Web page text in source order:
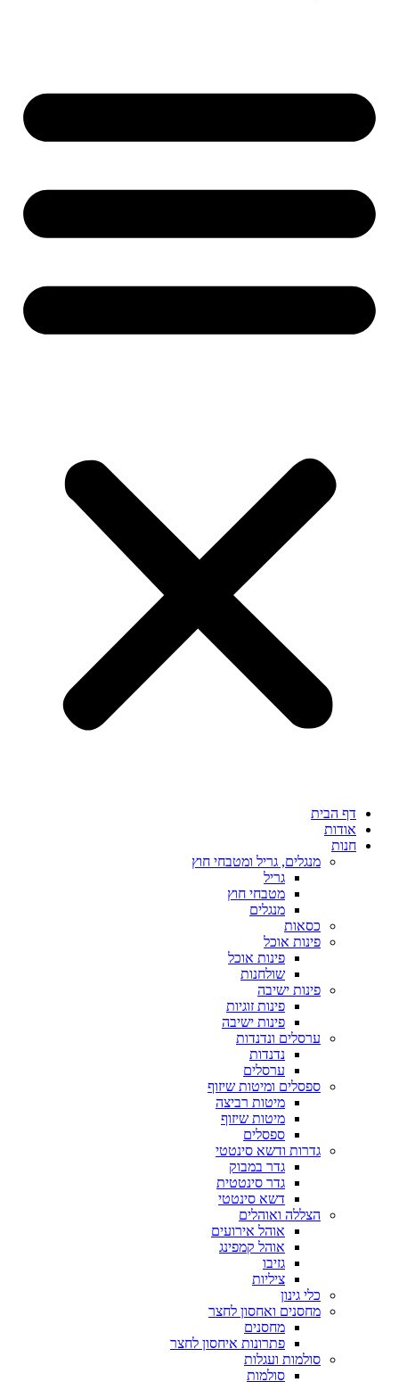
דף הבית
אודות
חנות
מנגלים, גריל ומטבחי חוץ
גריל
מטבחי חוץ
מנגלים
כסאות
פינות אוכל
פינות אוכל
שולחנות
פינות ישיבה
פינות זוגיות
פינות ישיבה
ערסלים ונדנדות
נדנדות
ערסלים
ספסלים ומיטות שיזוף
מיטות רביצה
מיטות שיזוף
ספסלים
גדרות ודשא סינטטי
גדר במבוק
גדר סינטטית
דשא סינטטי
הצללה ואוהלים
אוהל אירועים
אוהל קמפינג
גזיבו
ציליות
כלי גינון
מחסנים ואחסון לחצר
מחסנים
פתרונות איחסון לחצר
סולמות ועגלות
סולמות